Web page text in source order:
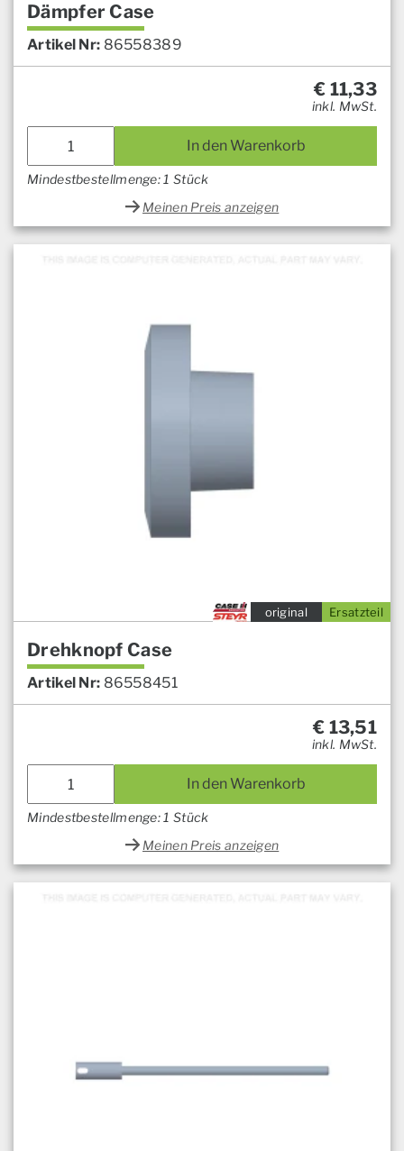
Dämpfer Case
Artikel Nr: 86558389
€ 11,33
inkl. MwSt.
In den Warenkorb
Mindestbestellmenge: 1 Stück
Meinen Preis anzeigen
Ersatzteil
original
Drehknopf Case
Artikel Nr: 86558451
€ 13,51
inkl. MwSt.
In den Warenkorb
Mindestbestellmenge: 1 Stück
Meinen Preis anzeigen